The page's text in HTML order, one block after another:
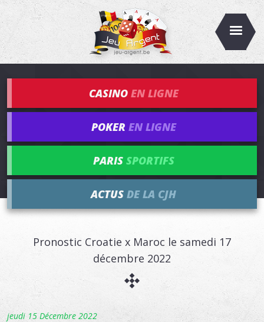
CASINO EN LIGNE
POKER EN LIGNE
PARIS SPORTIFS
ACTUS DE LA CJH
Pronostic Croatie x Maroc le samedi 17
décembre 2022
jeudi 15 Décembre 2022